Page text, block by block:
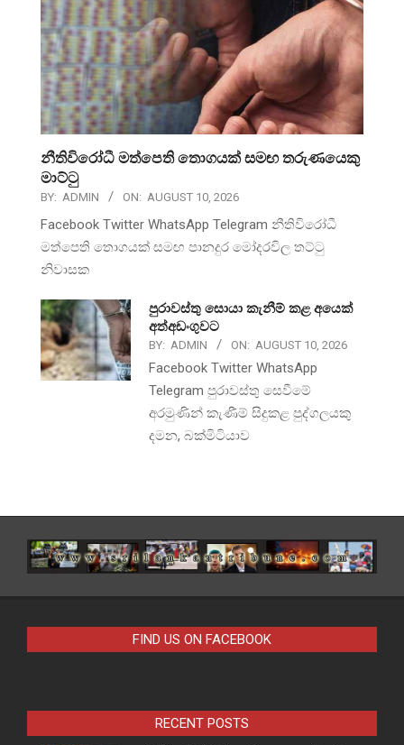
නීතිවිරෝධී මත්පෙති තොගයක් සමඟ තරුණයෙකු
මාට්ටු
BY: ADMIN ON: AUGUST 10, 2026
Facebook Twitter WhatsApp Telegram නීතිවිරෝධී
මත්පෙති තොගයක් සමඟ පානදුර මෝදරවිල තට්ටු
නිවාසක
පුරාවස්තු සොයා කැනීම් කළ අයෙක්
අත්අඩංගුවට
BY: ADMIN ON: AUGUST 10, 2026
Facebook Twitter WhatsApp
Telegram පුරාවස්තු සෙවීමේ
අරමුණින් කැණීම් සිදුකළ පුද්ගලයකු
දමන, බක්මිටියාව
FIND US ON FACEBOOK
RECENT POSTS